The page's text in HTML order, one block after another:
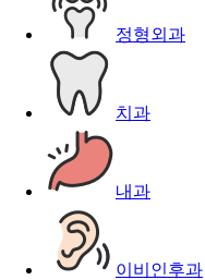
정형외과
치과
내과
이비인후과